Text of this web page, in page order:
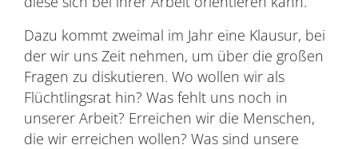
Dazu kommt zweimal im Jahr eine Klausur, bei
der wir uns Zeit nehmen, um über die großen
Fragen zu diskutieren. Wo wollen wir als
Flüchtlingsrat hin? Was fehlt uns noch in
unserer Arbeit? Erreichen wir die Menschen,
die wir erreichen wollen? Was sind unsere